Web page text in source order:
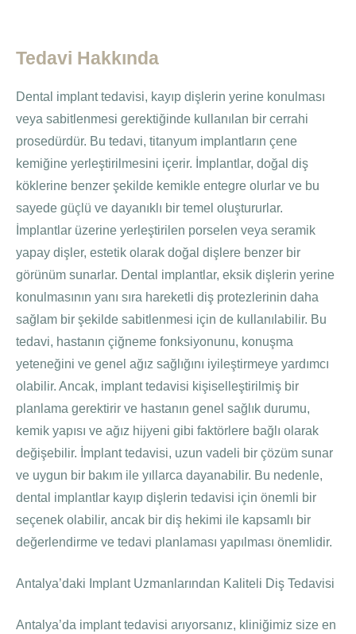
Tedavi Hakkında
Dental implant tedavisi, kayıp dişlerin yerine konulması
veya sabitlenmesi gerektiğinde kullanılan bir cerrahi
prosedürdür. Bu tedavi, titanyum implantların çene
kemiğine yerleştirilmesini içerir. İmplantlar, doğal diş
köklerine benzer şekilde kemikle entegre olurlar ve bu
sayede güçlü ve dayanıklı bir temel oluştururlar.
İmplantlar üzerine yerleştirilen porselen veya seramik
yapay dişler, estetik olarak doğal dişlere benzer bir
görünüm sunarlar. Dental implantlar, eksik dişlerin yerine
konulmasının yanı sıra hareketli diş protezlerinin daha
sağlam bir şekilde sabitlenmesi için de kullanılabilir. Bu
tedavi, hastanın çiğneme fonksiyonunu, konuşma
yeteneğini ve genel ağız sağlığını iyileştirmeye yardımcı
olabilir. Ancak, implant tedavisi kişiselleştirilmiş bir
planlama gerektirir ve hastanın genel sağlık durumu,
kemik yapısı ve ağız hijyeni gibi faktörlere bağlı olarak
değişebilir. İmplant tedavisi, uzun vadeli bir çözüm sunar
ve uygun bir bakım ile yıllarca dayanabilir. Bu nedenle,
dental implantlar kayıp dişlerin tedavisi için önemli bir
seçenek olabilir, ancak bir diş hekimi ile kapsamlı bir
değerlendirme ve tedavi planlaması yapılması önemlidir.
Antalya’daki Implant Uzmanlarından Kaliteli Diş Tedavisi
Antalya’da implant tedavisi arıyorsanız, kliniğimiz size en